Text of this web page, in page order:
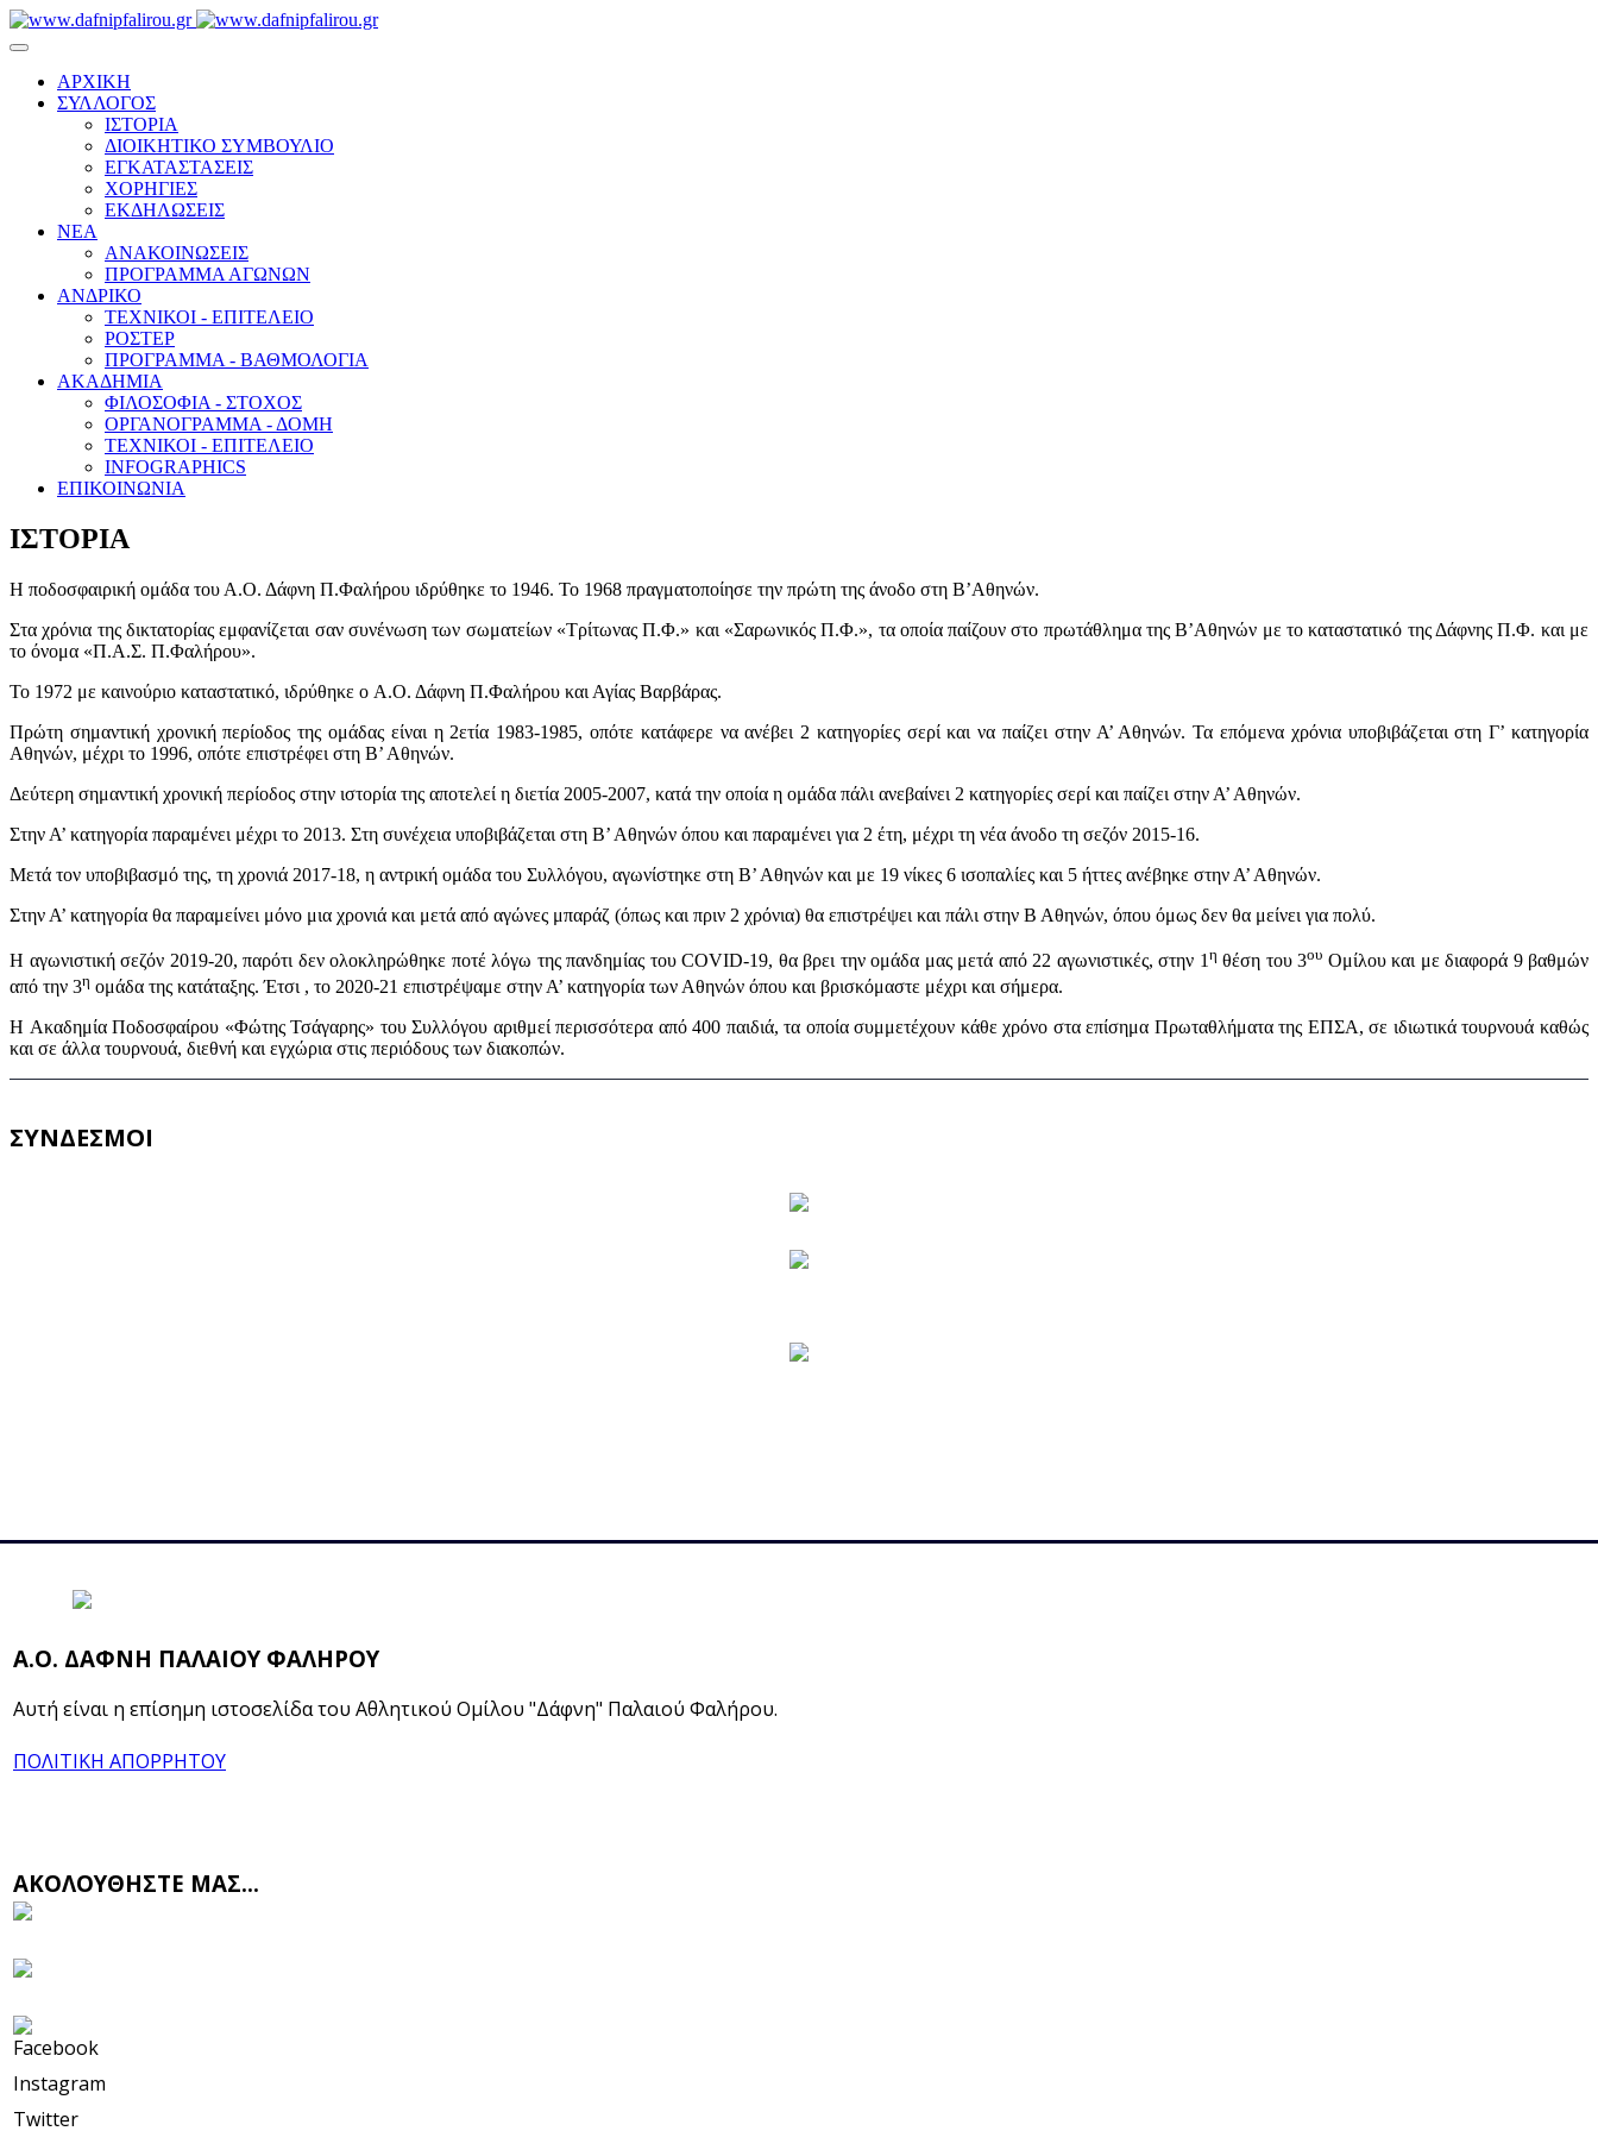
ΑΡΧΙΚΗ
ΣΥΛΛΟΓΟΣ
ΙΣΤΟΡΙΑ
ΔΙΟΙΚΗΤΙΚΟ ΣΥΜΒΟΥΛΙΟ
ΕΓΚΑΤΑΣΤΑΣΕΙΣ
ΧΟΡΗΓΙΕΣ
ΕΚΔΗΛΩΣΕΙΣ
ΝΕΑ
ΑΝΑΚΟΙΝΩΣΕΙΣ
ΠΡΟΓΡΑΜΜΑ ΑΓΩΝΩΝ
ΑΝΔΡΙΚΟ
ΤΕΧΝΙΚΟΙ - ΕΠΙΤΕΛΕΙΟ
ΡΟΣΤΕΡ
ΠΡΟΓΡΑΜΜΑ - ΒΑΘΜΟΛΟΓΙΑ
ΑΚΑΔΗΜΙΑ
ΦΙΛΟΣΟΦΙΑ - ΣΤΟΧΟΣ
ΟΡΓΑΝΟΓΡΑΜΜΑ - ΔΟΜΗ
ΤΕΧΝΙΚΟΙ - ΕΠΙΤΕΛΕΙΟ
INFOGRAPHICS
ΕΠΙΚΟΙΝΩΝΙΑ
ΙΣΤΟΡΙΑ
Η ποδοσφαιρική ομάδα του Α.Ο. Δάφνη Π.Φαλήρου ιδρύθηκε το 1946. Το 1968 πραγματοποίησε την πρώτη της άνοδο στη Β’Αθηνών.
Στα χρόνια της δικτατορίας εμφανίζεται σαν συνένωση των σωματείων «Τρίτωνας Π.Φ.» και «Σαρωνικός Π.Φ.», τα οποία παίζουν στο πρωτάθλημα της Β’Αθηνών με το καταστατικό της Δάφνης Π.Φ. και με
το όνομα «Π.Α.Σ. Π.Φαλήρου».
Το 1972 με καινούριο καταστατικό, ιδρύθηκε ο Α.Ο. Δάφνη Π.Φαλήρου και Αγίας Βαρβάρας.
Πρώτη σημαντική χρονική περίοδος της ομάδας είναι η 2ετία 1983-1985, οπότε κατάφερε να ανέβει 2 κατηγορίες σερί και να παίζει στην Α’ Αθηνών. Τα επόμενα χρόνια υποβιβάζεται στη Γ’ κατηγορία
Αθηνών, μέχρι το 1996, οπότε επιστρέφει στη Β’ Αθηνών.
Δεύτερη σημαντική χρονική περίοδος στην ιστορία της αποτελεί η διετία 2005-2007, κατά την οποία η ομάδα πάλι ανεβαίνει 2 κατηγορίες σερί και παίζει στην Α’ Αθηνών.
Στην Α’ κατηγορία παραμένει μέχρι το 2013. Στη συνέχεια υποβιβάζεται στη Β’ Αθηνών όπου και παραμένει για 2 έτη, μέχρι τη νέα άνοδο τη σεζόν 2015-16.
Μετά τον υποβιβασμό της, τη χρονιά 2017-18, η αντρική ομάδα του Συλλόγου, αγωνίστηκε στη Β’ Αθηνών και με 19 νίκες 6 ισοπαλίες και 5 ήττες ανέβηκε στην Α’ Αθηνών.
Στην Α’ κατηγορία θα παραμείνει μόνο μια χρονιά και μετά από αγώνες μπαράζ (όπως και πριν 2 χρόνια) θα επιστρέψει και πάλι στην Β Αθηνών, όπου όμως δεν θα μείνει για πολύ.
Η αγωνιστική σεζόν 2019-20, παρότι δεν ολοκληρώθηκε ποτέ λόγω της πανδημίας του COVID-19, θα βρει την ομάδα μας μετά από 22 αγωνιστικές, στην 1 η θέση του 3ου Ομίλου και με διαφορά 9 βαθμών
από την 3η ομάδα της κατάταξης. Έτσι , το 2020-21 επιστρέψαμε στην Α’ κατηγορία των Αθηνών όπου και βρισκόμαστε μέχρι και σήμερα.
Η Ακαδημία Ποδοσφαίρου «Φώτης Τσάγαρης» του Συλλόγου αριθμεί περισσότερα από 400 παιδιά, τα οποία συμμετέχουν κάθε χρόνο στα επίσημα Πρωταθλήματα της ΕΠΣΑ, σε ιδιωτικά τουρνουά καθώς
και σε άλλα τουρνουά, διεθνή και εγχώρια στις περιόδους των διακοπών.
ΣΥΝΔΕΣΜΟΙ
Α.Ο. ΔΑΦΝΗ ΠΑΛΑΙΟΥ ΦΑΛΗΡΟΥ
Αυτή είναι η επίσημη ιστοσελίδα του Αθλητικού Ομίλου "Δάφνη" Παλαιού Φαλήρου.
ΠΟΛΙΤΙΚΗ ΑΠΟΡΡΗΤΟΥ
ΑΚΟΛΟΥΘΗΣΤΕ ΜΑΣ...
Facebook
Instagram
Twitter